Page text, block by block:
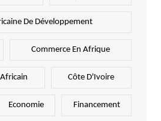
De Développement
Commerce En Afrique
Côte D'Ivoire
Economie Financement